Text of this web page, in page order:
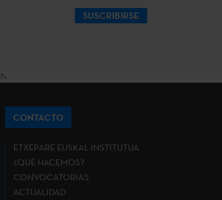
SUSCRIBIRSE
?>
CONTACTO
ETXEPARE EUSKAL INSTITUTUA
¿QUÉ HACEMOS?
CONVOCATORIAS
ACTUALIDAD